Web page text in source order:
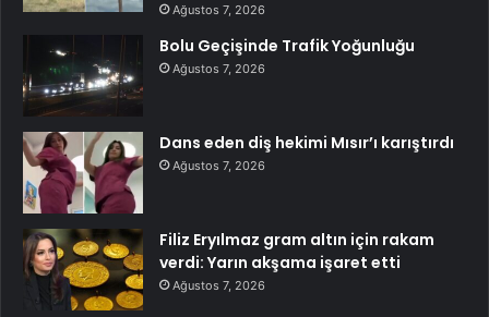
Ağustos 7, 2026
Bolu Geçişinde Trafik Yoğunluğu
Ağustos 7, 2026
Dans eden diş hekimi Mısır’ı karıştırdı
Ağustos 7, 2026
Filiz Eryılmaz gram altın için rakam
verdi: Yarın akşama işaret etti
Ağustos 7, 2026